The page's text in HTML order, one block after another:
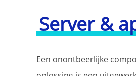
Server &
Een onontbeerlijke